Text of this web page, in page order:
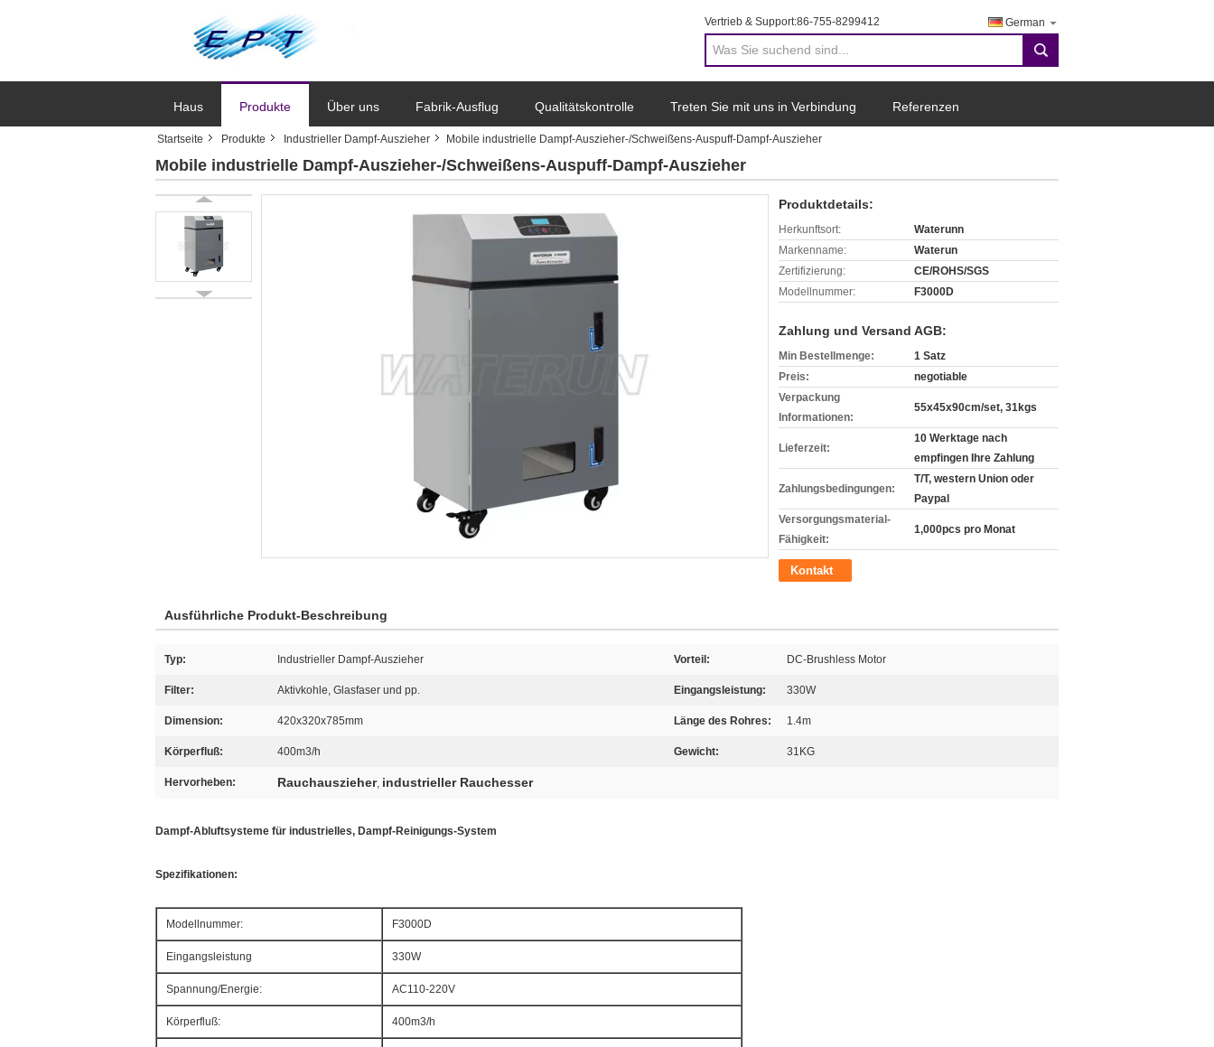
Vertrieb & Support:86-755-8299412 German
search
Haus Produkte Über uns Fabrik-Ausflug Qualitätskontrolle Treten Sie mit uns in Verbindung Referenzen
Startseite Produkte Industrieller Dampf-Auszieher Mobile industrielle Dampf-Auszieher-/Schweißens-Auspuff-Dampf-Auszieher
Mobile industrielle Dampf-Auszieher-/Schweißens-Auspuff-Dampf-Auszieher
Produktdetails:
Herkunftsort:
Waterunn
Markenname:
Waterun
Zertifizierung:
CE/ROHS/SGS
Modellnummer:
F3000D
Zahlung und Versand AGB:
Min Bestellmenge:
1 Satz
Preis:
negotiable
Verpackung
Informationen:
55x45x90cm/set, 31kgs
Lieferzeit:
10 Werktage nach
empfingen Ihre Zahlung
Zahlungsbedingungen:
T/T, western Union oder
Paypal
Versorgungsmaterial-
Fähigkeit:
1,000pcs pro Monat
Kontakt
Ausführliche Produkt-Beschreibung
Typ: Industrieller Dampf-Auszieher Vorteil: DC-Brushless Motor
Filter: Aktivkohle, Glasfaser und pp. Eingangsleistung: 330W
Dimension: 420x320x785mm Länge des Rohres: 1.4m
Körperfluß: 400m3/h Gewicht: 31KG
Hervorheben: Rauchauszieher, industrieller Rauchesser
Dampf-Abluftsysteme für industrielles, Dampf-Reinigungs-System
Spezifikationen:
Modellnummer: F3000D
Eingangsleistung 330W
Spannung/Energie: AC110-220V
Körperfluß: 400m3/h